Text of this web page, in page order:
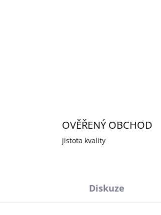
OVĚŘENÝ OBCHOD
jistota kvality
Diskuze